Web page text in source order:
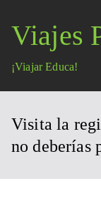
contenido
Viajes
¡Viajar Educa!
Visita la
no deberías